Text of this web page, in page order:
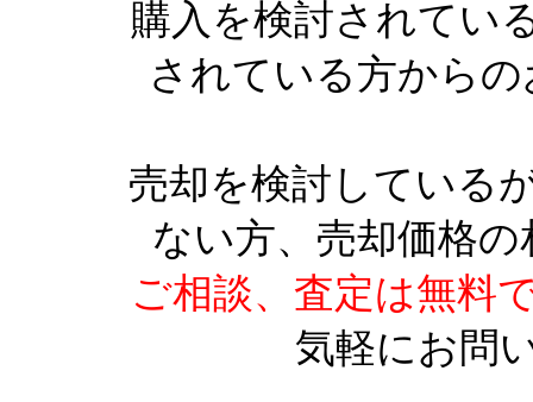
購入を検討されてい
されている方から
売却を検討している
ない方、売却価格
ご相談、査定は無料
気軽にお問